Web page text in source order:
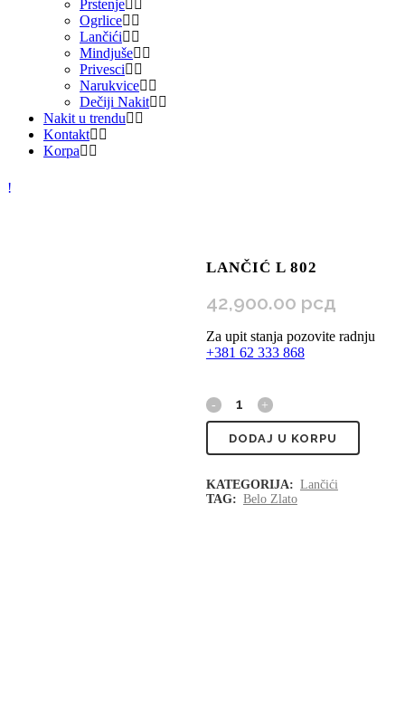
Prstenje
Ogrlice
Lančići
Mindjuše
Privesci
Narukvice
Dečiji Nakit
Nakit u trendu
Kontakt
Korpa
LANČIĆ L 802
42,900.00 рсд
Za upit stanja pozovite radnju
+381 62 333 868
Lančić
quantity
DODAJ U KORPU
KATEGORIJA: Lančići
TAG: Belo Zlato